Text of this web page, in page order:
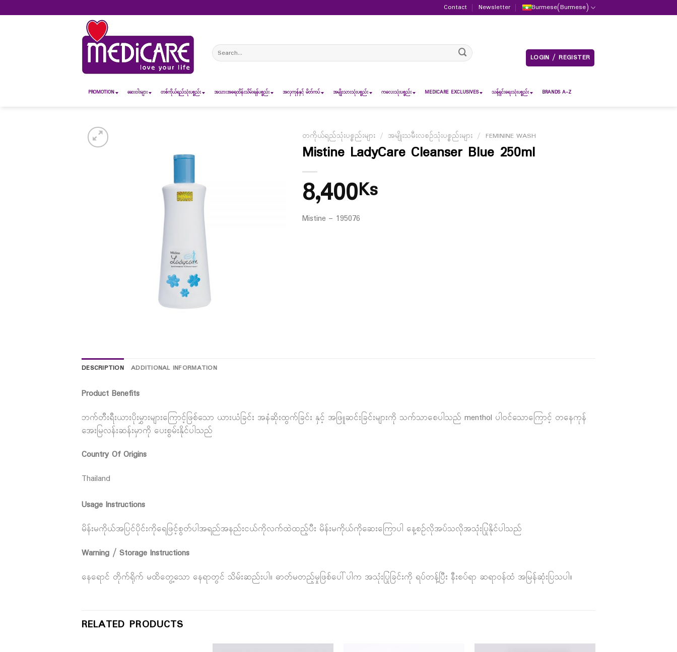
to
Contact Newsletter Burmese(Burmese)
Search
for:
LOGIN / REGISTER
PROMOTION ဆေး၀ါးများ တစ်ကိုယ်ရည်သုံးပစ္စည်း အသားအရေထိန်းသိမ်းရန်ပစ္စည်း အလှကုန်နှင့် မိတ်ကပ် အမျိုးသားသုံးပစ္စည်း ကလေးသုံးပစ္စည်း MEDICARE EXCLUSIVES သန့်ရှင်းရေးသုံးပစ္စည်း BRANDS A-Z
တကိုယ်ရည်သုံးပစ္စည်းများ / အမျိုးသမီးလစဉ်သုံးပစ္စည်းများ / FEMININE WASH
Mistine LadyCare Cleanser Blue 250ml
8,400Ks
Mistine – 195076
DESCRIPTION ADDITIONAL INFORMATION
Product Benefits
ဘက်တီးရီးယားပိုးမွှားများကြောင့်ဖြစ်သော ယားယံခြင်း အနံဆိုးထွက်ခြင်း နှင့် အဖြူဆင်းခြင်းများကို သက်သာစေပါသည် menthol ပါဝင်သောကြောင့် တနေကုန်
အေးမြလန်းဆန်းမှာကို ပေးစွမ်းနိုင်ပါသည်
Country Of Origins
Thailand
Usage Instructions
မိန်းမကိုယ်အပြင်ပိုင်းကိုရေဖြင့်စွတ်ပါအရည်အနည်းငယ်ကိုလက်ထဲထည့်ပီး မိန်းမကိုယ်ကိုဆေးကြောပါ နေ့စဥ်လိုအပ်သလိုအသုံးပြုနိုင်ပါသည်
Warning / Storage Instructions
နေရောင် တိုက်ရိုက် မထိတွေ့သော နေရာတွင် သိမ်းဆည်းပါ။ ဓာတ်မတည့်မှုဖြစ်ပေါ်ပါက အသုံးပြုခြင်းကို ရပ်တန့်ပြီး နီးစပ်ရာ ဆရာဝန်ထံ အမြန်ဆုံးပြသပါ။
RELATED PRODUCTS